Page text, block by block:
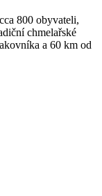
800 obyvateli,
chmelařské
a 60 km od